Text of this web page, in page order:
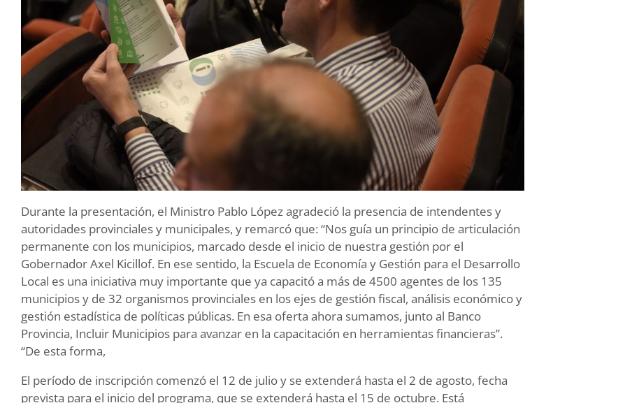
Durante la presentación, el Ministro Pablo López agradeció la presencia de intendentes y
autoridades provinciales y municipales, y remarcó que: “Nos guía un principio de articulación
permanente con los municipios, marcado desde el inicio de nuestra gestión por el
Gobernador Axel Kicillof. En ese sentido, la Escuela de Economía y Gestión para el Desarrollo
Local es una iniciativa muy importante que ya capacitó a más de 4500 agentes de los 135
municipios y de 32 organismos provinciales en los ejes de gestión fiscal, análisis económico y
gestión estadística de políticas públicas. En esa oferta ahora sumamos, junto al Banco
Provincia, Incluir Municipios para avanzar en la capacitación en herramientas financieras”.
“De esta forma,
El período de inscripción comenzó el 12 de julio y se extenderá hasta el 2 de agosto, fecha
prevista para el inicio del programa, que se extenderá hasta el 15 de octubre. Está